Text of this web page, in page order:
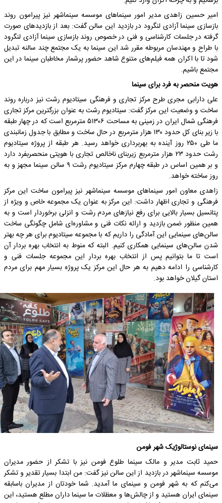
امیر حسین زاهدی مدیر امور سینماهای موسسه سینماشهر نیز پیرامون روند
بازسازی سینما آزادی لنگرود در بازدید این سالن گفت: بعد از بازدید‌های صورت
گرفته در جلسات کارشناسی و فنی در خصوص روند بازسازی سینما آزادی لنگرود
با طراح و مهندسان مربوطه مقرر شد این سینما به یک مجتمع چند سالنه تبدیل
شود تا با اکران همه فیلم‌های متنوع شاهد حضور پرشمار مخاطبان سینما در این
مجتمع باشیم.
هویت منحصر به فرد برای سینما
علی دارابی مجری طرح مرکز تجاری و فرهنگی سیتادیوم رشت نیز درباره روند
ساخت و وضعیت این مرکز گفت: سیتادیوم رشت به عنوان بزرگترین مرکز تجاری
فرهنگی شمال ایران در زمینی به مساحت ۵۱۳۰۶ مترمربع است که در چهار طبقه
با زیر بنای کل حدود ۱۳۰ هزار مترمربع در حال ساخت و مطابق با جدول زمانبندی
ما طی ۲۵۰ روز آینده به بهربرداری خواهد رسید. هر طبقه از پروژه سیتادیوم
رشت حدود ۲۳ هزار مترمربع زیربنای ناخالص تجاری با هویتی منحصربفرد دارد
و بر همین اساس در طبقه چهارم مرکز سیتادیوم رشت ۹ سالن سینما مجهز و به
روز ساخته خواهد.
زاهدی معاون امور سینماهای موسسه سینماشهر نیز پیرامون ساخت این مرکز
فرهنگی و تجاری اظهار داشت: این مرکز به عنوان یک مجموعه خاص و ویژه از
پتانسیل بسیار بالایی برای رفع نیازهای مردم رشت و انزلی برخوردار است و به
همین منظور ضمن بازدید و ارائه نکات فنی و مشاوره‌ای شامل چگونگی ساخت
سالن‌های سینمایی این آمادگی را داریم که با مجموعه سیتادیوم برای هر چه بهتر
شدن سالن‌های سینمایی همکاری کنیم. البته که منوط به انتخاب بهره بردار آن
است تا ما بتوانیم پس از انتخاب بهره بردار این مجموعه جلسات فنی و
کارشناسی را ادامه دهیم به هر حال این مرکز یک پروژه بسیار مهم برای مردم
استان گیلان خواهد بود.
سینمای نوستالوژیک شهر فومن
حمید ثابت مدیر و مالک سینما طلوع فومن نیز با تشکر از حضور مدیران
موسسه سینماشهر در بازدید از این سالن نیز گفت: من ابتدا بسیار تقدیر و تشکر
می‌کنم که به شهر فومن و سینمای ما آمدید. شما خودتان از مدیران باسابقه
سینمای ایران هستید و از چالش‌ها و معظلات ما سینما داران مطلع هستید، این